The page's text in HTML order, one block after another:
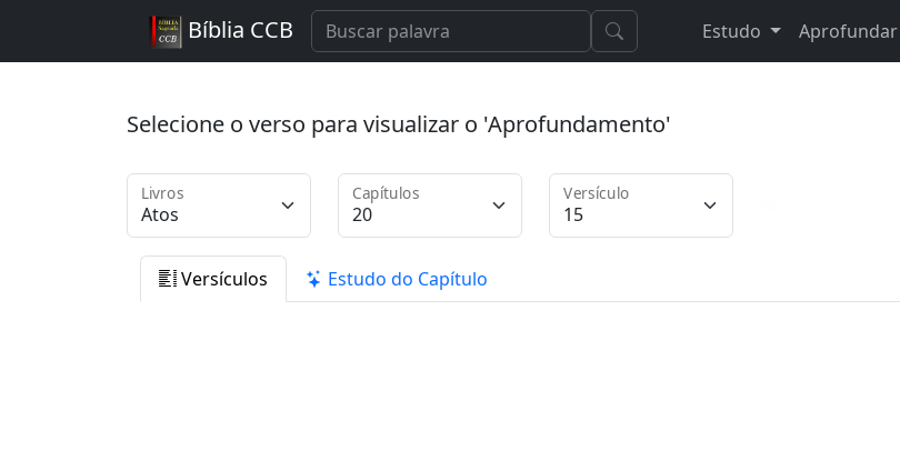
Bíblia CCB Estudo Aprofundar
Selecione o verso para visualizar o 'Aprofundamento'
Livros Capítulos Versículo
Versículos Estudo do Capítulo